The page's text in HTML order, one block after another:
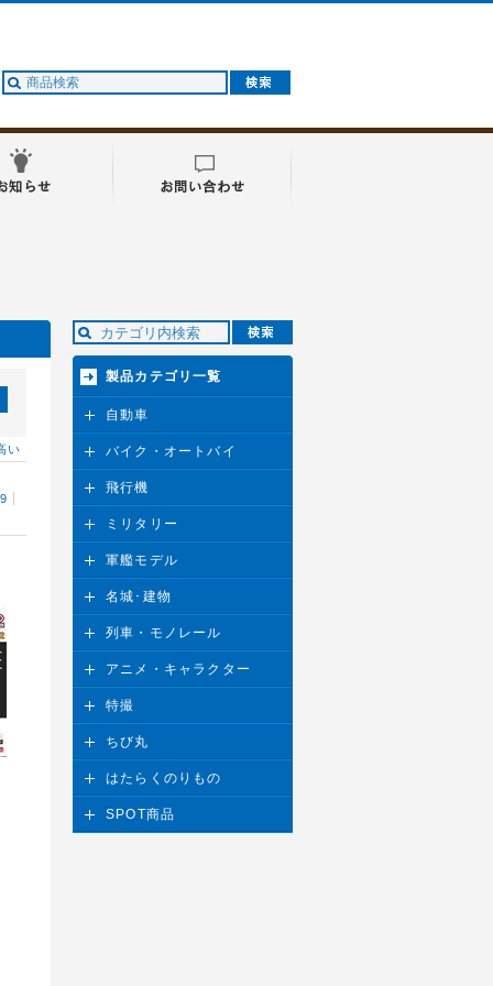
い
製品カテゴリ一覧
自動車
バイク・オートバイ
飛行機
ミリタリー
軍艦モデル
名城･建物
列車・モノレール
アニメ・キャラクター
特撮
ちび丸
はたらくのりもの
SPOT商品